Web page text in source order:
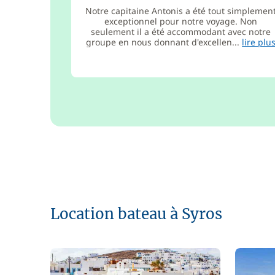
Notre capitaine Antonis a été tout
exceptionnel pour notre voyage. Non
seulement il a été accommodant avec notre
groupe en nous donnant d'excellen... lire
Location bateau à Syros